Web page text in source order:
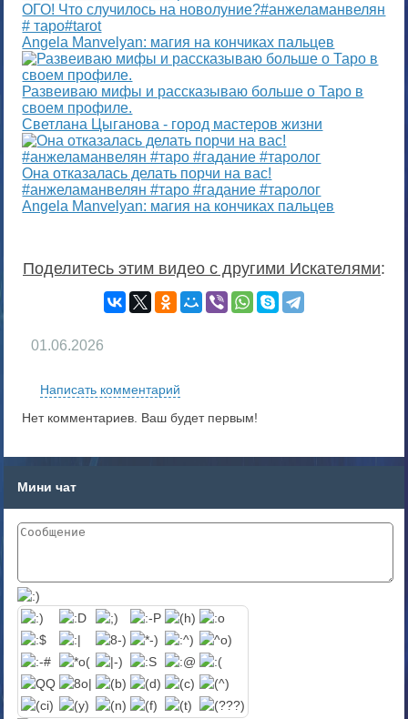
ОГО! Что случилось на новолуние?#анжеламанвелян
# таро#tarot
Angela Manvelyan: магия на кончиках пальцев
Развеиваю мифы и рассказываю больше о Таро в
своем профиле.
Светлана Цыганова - город мастеров жизни
Она отказалась делать порчи на вас!
#анжеламанвелян #таро #гадание #таролог
Angela Manvelyan: магия на кончиках пальцев
Поделитесь этим видео с другими Искателями:
01.06.2026
Написать комментарий
Нет комментариев. Ваш будет первым!
Мини чат